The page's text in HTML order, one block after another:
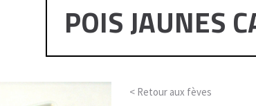
POIS JAUNES
< Retour aux fèves